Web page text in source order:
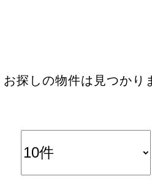
お探しの物件は見つかり